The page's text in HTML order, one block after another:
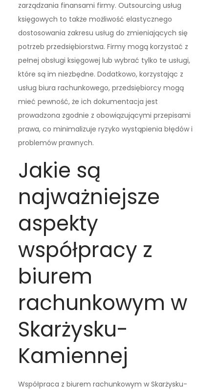
zarządzania finansami firmy. Outsourcing usług
księgowych to także możliwość elastycznego
dostosowania zakresu usług do zmieniających się
potrzeb przedsiębiorstwa. Firmy mogą korzystać z
pełnej obsługi księgowej lub wybrać tylko te usługi,
które są im niezbędne. Dodatkowo, korzystając z
usług biura rachunkowego, przedsiębiorcy mogą
mieć pewność, że ich dokumentacja jest
prowadzona zgodnie z obowiązującymi przepisami
prawa, co minimalizuje ryzyko wystąpienia błędów i
problemów prawnych.
Jakie są
najważniejsze
aspekty
współpracy z
biurem
rachunkowym w
Skarżysku-
Kamiennej
Współpraca z biurem rachunkowym w Skarżysku-